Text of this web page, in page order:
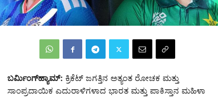
ಬರ್ಮಿಂಗ್‌ಹ್ಯಾಮ್: ಕ್ರಿಕೆಟ್ ಜಗತ್ತಿನ ಅತ್ಯಂತ ರೋಚಕ ಮತ್ತು
ಸಾಂಪ್ರದಾಯಿಕ ಎದುರಾಳಿಗಳಾದ ಭಾರತ ಮತ್ತು ಪಾಕಿಸ್ತಾನ ಮಹಿಳಾ